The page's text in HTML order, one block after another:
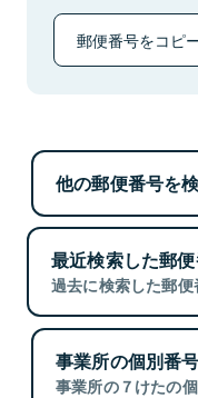
郵便番号をコピ
他の郵便番号を
最近検索した郵
過去に検索した郵便
事業所の個別番
事業所の７けたの